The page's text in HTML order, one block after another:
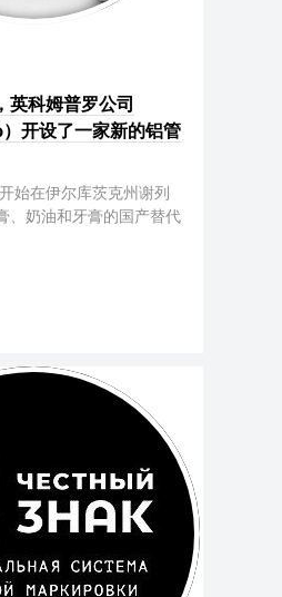
英科姆普罗公司
开设了一家新的铝管
始在伊尔库茨克州谢列
、奶油和牙膏的国产替代